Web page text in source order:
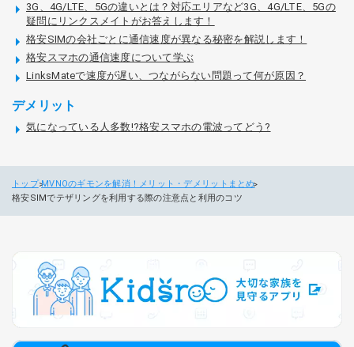
3G、4G/LTE、5Gの違いとは？対応エリアなど3G、4G/LTE、5Gの
疑問にリンクスメイトがお答えします！
格安SIMの会社ごとに通信速度が異なる秘密を解説します！
格安スマホの通信速度について学ぶ
LinksMateで速度が遅い、つながらない問題って何が原因？
デメリット
気になっている人多数!?格安スマホの電波ってどう?
トップ MVNOのギモンを解消！メリット・デメリットまとめ
格安SIMでテザリングを利用する際の注意点と利用のコツ